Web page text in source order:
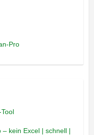
Pro
kein Excel | schnell |